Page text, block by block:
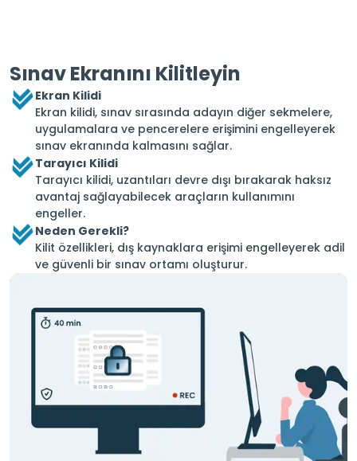
Sınav Ekranını Kilitleyin
Ekran Kilidi
Ekran kilidi, sınav sırasında adayın diğer sekmelere,
uygulamalara ve pencerelere erişimini engelleyerek
sınav ekranında kalmasını sağlar.
Tarayıcı Kilidi
Tarayıcı kilidi, uzantıları devre dışı bırakarak haksız
avantaj sağlayabilecek araçların kullanımını
engeller.
Neden Gerekli?
Kilit özellikleri, dış kaynaklara erişimi engelleyerek adil
ve güvenli bir sınav ortamı oluşturur.